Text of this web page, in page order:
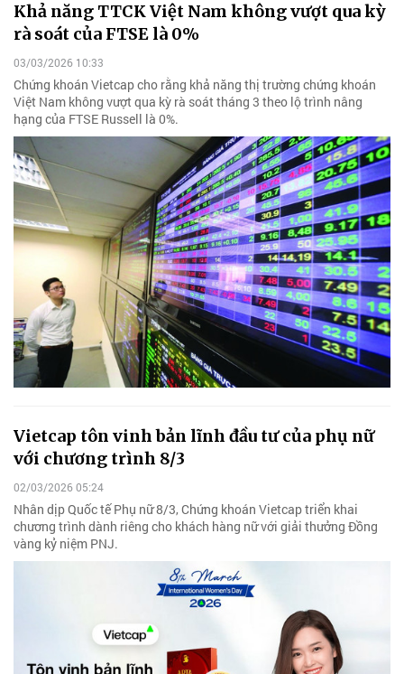
Khả năng TTCK Việt Nam không vượt qua kỳ
rà soát của FTSE là 0%
03/03/2026 10:33
Chứng khoán Vietcap cho rằng khả năng thị trường chứng khoán
Việt Nam không vượt qua kỳ rà soát tháng 3 theo lộ trình nâng
hạng của FTSE Russell là 0%.
Vietcap tôn vinh bản lĩnh đầu tư của phụ nữ
với chương trình 8/3
02/03/2026 05:24
Nhân dịp Quốc tế Phụ nữ 8/3, Chứng khoán Vietcap triển khai
chương trình dành riêng cho khách hàng nữ với giải thưởng Đồng
vàng kỷ niệm PNJ.